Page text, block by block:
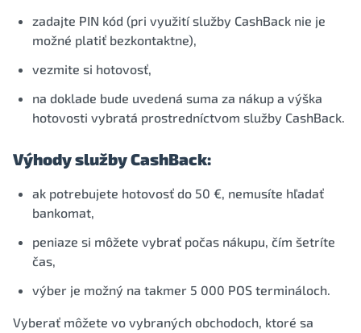
zadajte PIN kód (pri využití služby CashBack nie je
možné platiť bezkontaktne),
vezmite si hotovosť,
na doklade bude uvedená suma za nákup a výška
hotovosti vybratá prostredníctvom služby CashBack.
Výhody služby CashBack:
ak potrebujete hotovosť do 50 €, nemusíte hľadať
bankomat,
peniaze si môžete vybrať počas nákupu, čím šetríte
čas,
výber je možný na takmer 5 000 POS termináloch.
Vyberať môžete vo vybraných obchodoch, ktoré sa